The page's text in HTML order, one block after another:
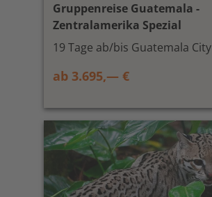
Gruppenreise Guatemala -
Zentralamerika Spezial
19 Tage ab/bis Guatemala City
ab 3.695,— €